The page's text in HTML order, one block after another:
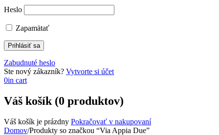
Heslo
Zapamätať
Zabudnuté heslo
Ste nový zákazník? Vytvorte si účet
0in cart
Váš košík (0 produktov)
Váš košík je prázdny Pokračovať v nakupovaní
Domov/Produkty so značkou “Via Appia Due”